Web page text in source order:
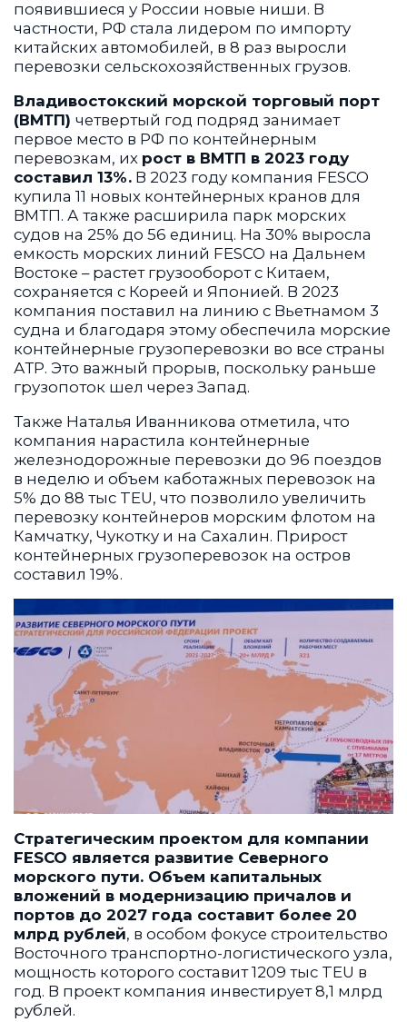
появившиеся у России новые ниши. В
частности, РФ стала лидером по импорту
китайских автомобилей, в 8 раз выросли
перевозки сельскохозяйственных грузов.
Владивостокский морской торговый порт
(ВМТП) четвертый год подряд занимает
первое место в РФ по контейнерным
перевозкам, их рост в ВМТП в 2023 году
составил 13%. В 2023 году компания FESCO
купила 11 новых контейнерных кранов для
ВМТП. А также расширила парк морских
судов на 25% до 56 единиц. На 30% выросла
емкость морских линий FESCO на Дальнем
Востоке – растет грузооборот с Китаем,
сохраняется с Кореей и Японией. В 2023
компания поставил на линию с Вьетнамом 3
судна и благодаря этому обеспечила морские
контейнерные грузоперевозки во все страны
АТР. Это важный прорыв, поскольку раньше
грузопоток шел через Запад.
Также Наталья Иванникова отметила, что
компания нарастила контейнерные
железнодорожные перевозки до 96 поездов
в неделю и объем каботажных перевозок на
5% до 88 тыс TEU, что позволило увеличить
перевозку контейнеров морским флотом на
Камчатку, Чукотку и на Сахалин. Прирост
контейнерных грузоперевозок на остров
составил 19%.
Стратегическим проектом для компании
FESCO является развитие Северного
морского пути. Объем капитальных
вложений в модернизацию причалов и
портов до 2027 года составит более 20
млрд рублей, в особом фокусе строительство
Восточного транспортно-логистического узла,
мощность которого составит 1209 тыс TEU в
год. В проект компания инвестирует 8,1 млрд
рублей.